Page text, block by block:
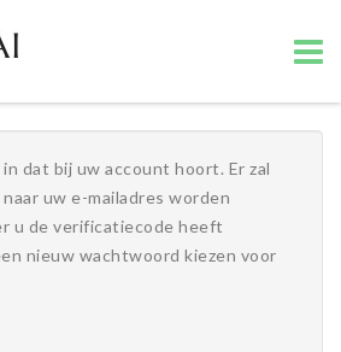
dat bij uw account hoort. Er zal
uw e-mailadres worden
u de verificatiecode heeft
nieuw wachtwoord kiezen voor